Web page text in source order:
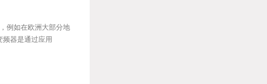
例如在欧洲大部分地
器是通过应用